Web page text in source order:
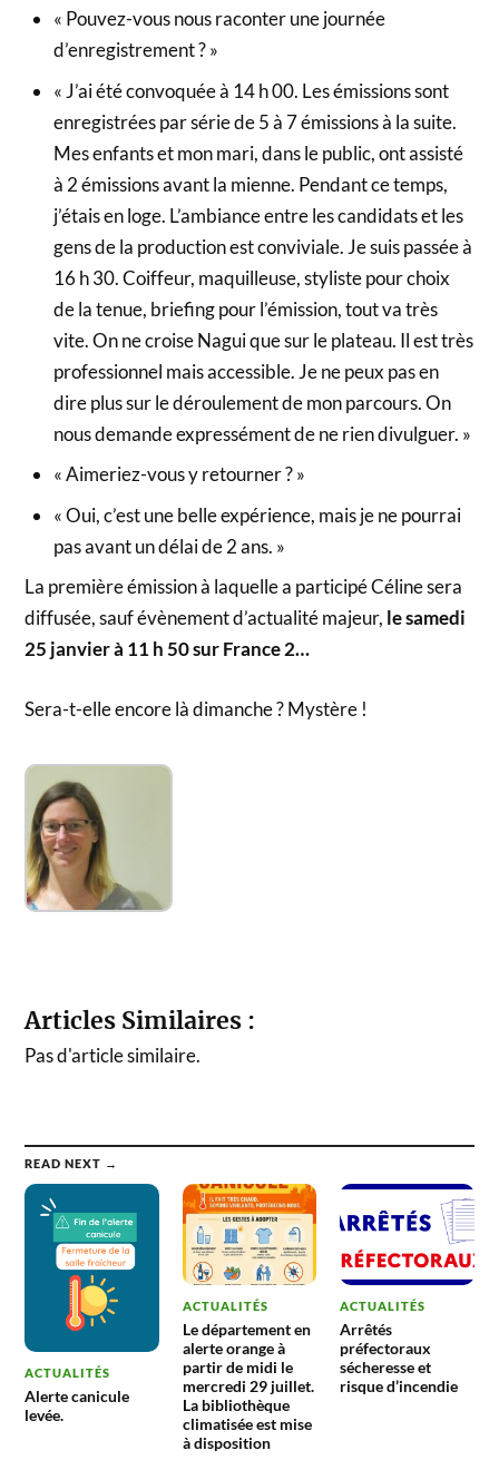
« Pouvez-vous nous raconter une journée
d’enregistrement ? »
« J’ai été convoquée à 14 h 00. Les émissions sont
enregistrées par série de 5 à 7 émissions à la suite.
Mes enfants et mon mari, dans le public, ont assisté
à 2 émissions avant la mienne. Pendant ce temps,
j’étais en loge. L’ambiance entre les candidats et les
gens de la production est conviviale. Je suis passée à
16 h 30. Coiffeur, maquilleuse, styliste pour choix
de la tenue, briefing pour l’émission, tout va très
vite. On ne croise Nagui que sur le plateau. Il est très
professionnel mais accessible. Je ne peux pas en
dire plus sur le déroulement de mon parcours. On
nous demande expressément de ne rien divulguer. »
« Aimeriez-vous y retourner ? »
« Oui, c’est une belle expérience, mais je ne pourrai
pas avant un délai de 2 ans. »
La première émission à laquelle a participé Céline sera
diffusée, sauf évènement d’actualité majeur, le samedi
25 janvier à 11 h 50 sur France 2…
Sera-t-elle encore là dimanche ? Mystère !
Articles Similaires :
Pas d'article similaire.
READ NEXT →
ACTUALITÉS
Alerte canicule
levée.
ACTUALITÉS
Le département en
alerte orange à
partir de midi le
mercredi 29 juillet.
La bibliothèque
climatisée est mise
à disposition
ACTUALITÉS
Arrêtés
préfectoraux
sécheresse et
risque d’incendie